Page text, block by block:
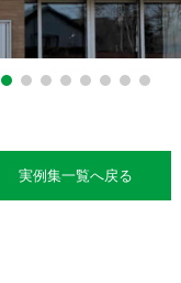
実例集一覧へ戻る